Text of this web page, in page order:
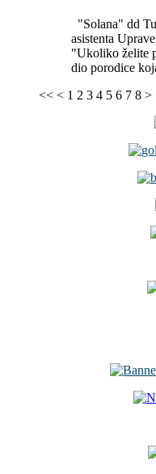
"Solana" dd
asistenta
"Ukoliko želite
dio porodice
<< < 1 2 3 4 5 6 7 8 >